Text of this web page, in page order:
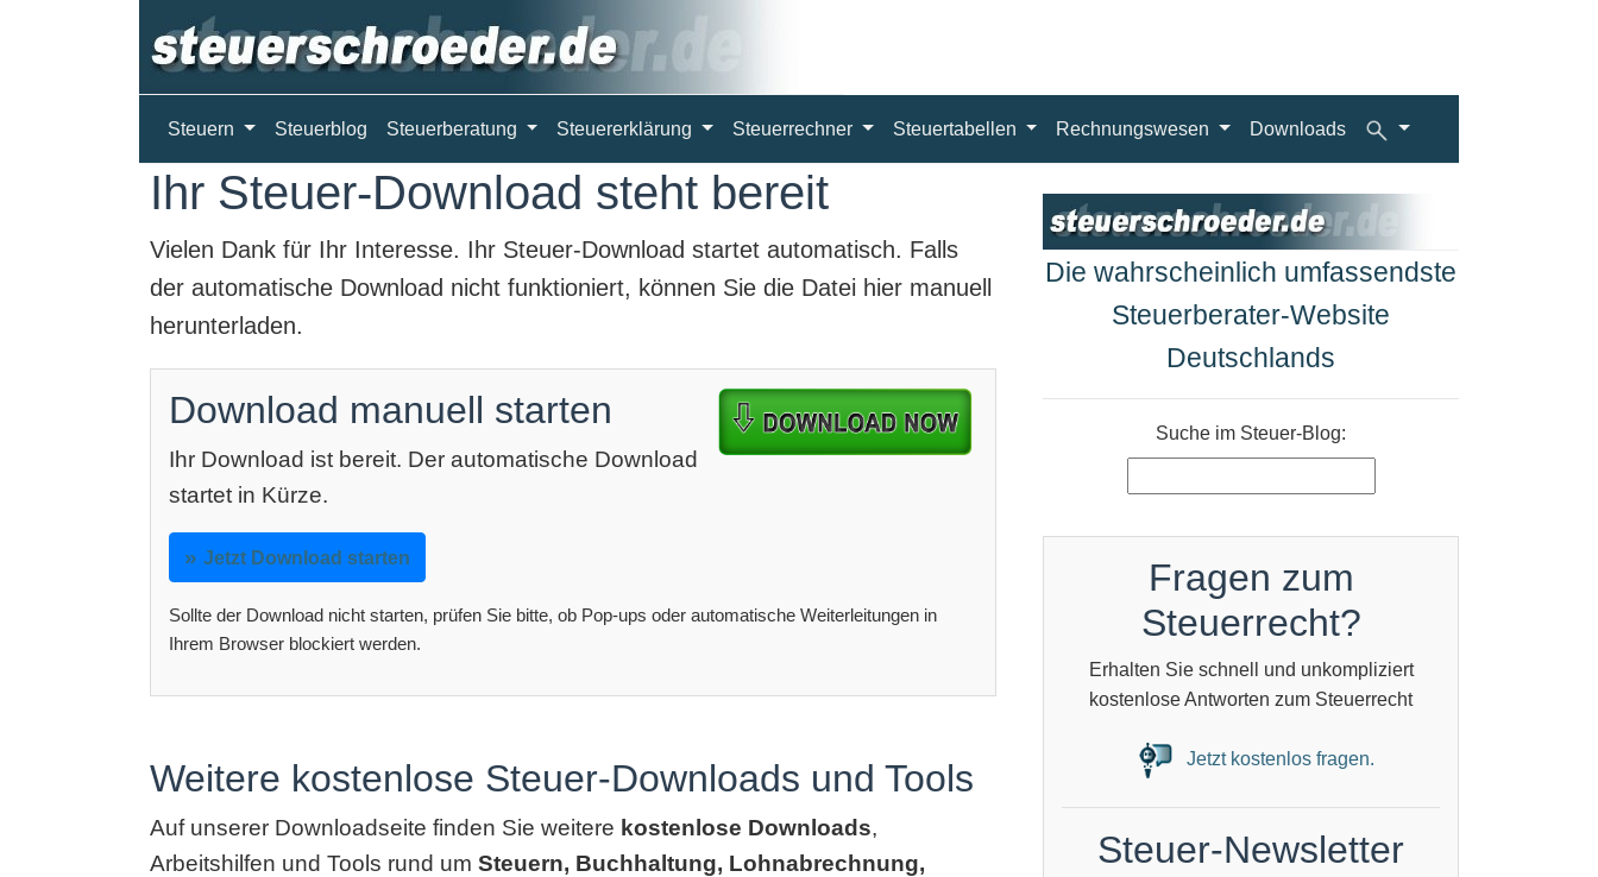
Steuern Steuerblog Steuerberatung Steuererklärung Steuerrechner Steuertabellen Rechnungswesen Downloads
Ihr Steuer-Download steht bereit
Vielen Dank für Ihr Interesse. Ihr Steuer-Download startet automatisch. Falls
der automatische Download nicht funktioniert, können Sie die Datei hier manuell
herunterladen.
Download manuell starten
Ihr Download ist bereit. Der automatische Download
startet in Kürze.
Jetzt Download starten
Sollte der Download nicht starten, prüfen Sie bitte, ob Pop-ups oder automatische Weiterleitungen in
Ihrem Browser blockiert werden.
Weitere kostenlose Steuer-Downloads und Tools
Auf unserer Downloadseite finden Sie weitere kostenlose Downloads,
Arbeitshilfen und Tools rund um Steuern, Buchhaltung, Lohnabrechnung,
Die wahrscheinlich umfassendste
Steuerberater-Website
Deutschlands
Suche im Steuer-Blog:
Fragen zum
Steuerrecht?
Erhalten Sie schnell und unkompliziert
kostenlose Antworten zum Steuerrecht
Jetzt kostenlos fragen.
Steuer-Newsletter